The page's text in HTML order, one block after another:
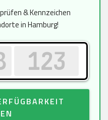
& Kennzeichen
in Hamburg!